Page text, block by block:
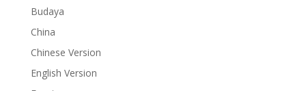
Budaya
China
Chinese Version
English Version